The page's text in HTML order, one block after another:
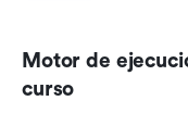
Motor de
curso